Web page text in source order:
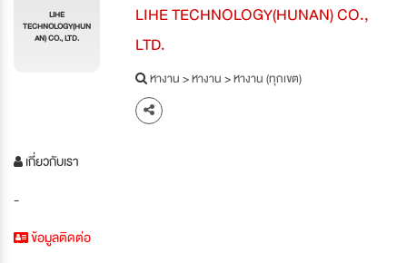
LIHE
TECHNOLOGY(HUN
AN) CO., LTD.
LIHE TECHNOLOGY(HUNAN) CO.,
LTD.
หางาน>หางาน>หางาน (ทุกเขต)
เกี่ยวกับเรา
-
ข้อมูลติดต่อ